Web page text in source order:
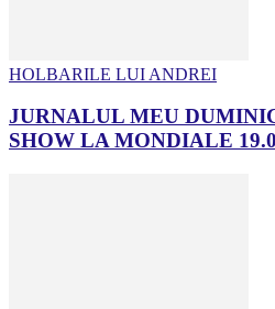
HOLBARILE LUI ANDREI
JURNALUL MEU
SHOW LA MONDIALE